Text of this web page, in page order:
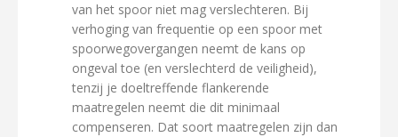
van het spoor niet mag verslechteren. Bij
verhoging van frequentie op een spoor met
spoorwegovergangen neemt de kans op
ongeval toe (en verslechterd de veiligheid),
tenzij je doeltreffende flankerende
maatregelen neemt die dit minimaal
compenseren. Dat soort maatregelen zijn dan